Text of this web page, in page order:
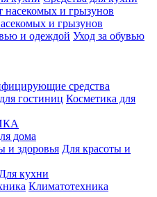
и грызунов
Уход за обувью
средства
Косметика для
дома
Для красоты и
Для кухни
Климатотехника